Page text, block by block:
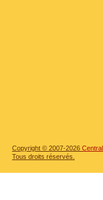
Copyright © 2007-2026
Tous droits réservés.